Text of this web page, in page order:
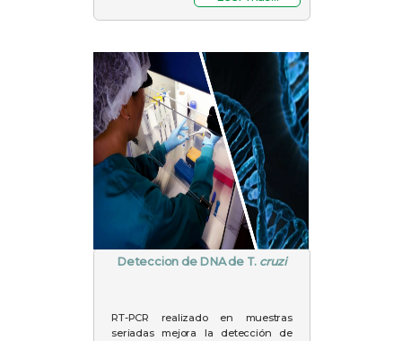
Deteccion de DNA de T. cruzi
RT-PCR realizado en muestras
seriadas mejora la detección de